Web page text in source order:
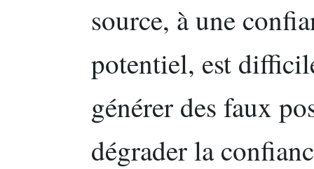
source, à une
potentiel, est
générer des faux
dégrader la